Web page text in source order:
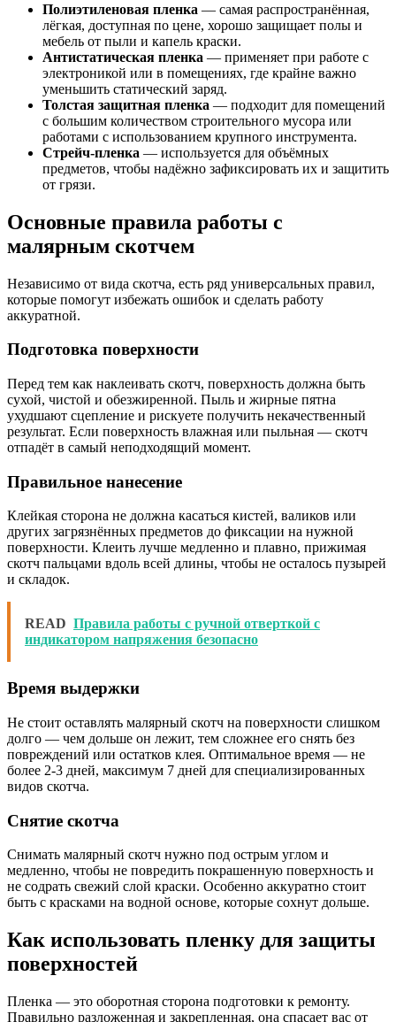
Полиэтиленовая пленка — самая распространённая,
лёгкая, доступная по цене, хорошо защищает полы и
мебель от пыли и капель краски.
Антистатическая пленка — применяет при работе с
электроникой или в помещениях, где крайне важно
уменьшить статический заряд.
Толстая защитная пленка — подходит для помещений
с большим количеством строительного мусора или
работами с использованием крупного инструмента.
Стрейч-пленка — используется для объёмных
предметов, чтобы надёжно зафиксировать их и защитить
от грязи.
Основные правила работы с
малярным скотчем
Независимо от вида скотча, есть ряд универсальных правил,
которые помогут избежать ошибок и сделать работу
аккуратной.
Подготовка поверхности
Перед тем как наклеивать скотч, поверхность должна быть
сухой, чистой и обезжиренной. Пыль и жирные пятна
ухудшают сцепление и рискуете получить некачественный
результат. Если поверхность влажная или пыльная — скотч
отпадёт в самый неподходящий момент.
Правильное нанесение
Клейкая сторона не должна касаться кистей, валиков или
других загрязнённых предметов до фиксации на нужной
поверхности. Клеить лучше медленно и плавно, прижимая
скотч пальцами вдоль всей длины, чтобы не осталось пузырей
и складок.
READ Правила работы с ручной отверткой с
индикатором напряжения безопасно
Время выдержки
Не стоит оставлять малярный скотч на поверхности слишком
долго — чем дольше он лежит, тем сложнее его снять без
повреждений или остатков клея. Оптимальное время — не
более 2-3 дней, максимум 7 дней для специализированных
видов скотча.
Снятие скотча
Снимать малярный скотч нужно под острым углом и
медленно, чтобы не повредить покрашенную поверхность и
не содрать свежий слой краски. Особенно аккуратно стоит
быть с красками на водной основе, которые сохнут дольше.
Как использовать пленку для защиты
поверхностей
Пленка — это оборотная сторона подготовки к ремонту.
Правильно разложенная и закрепленная, она спасает вас от